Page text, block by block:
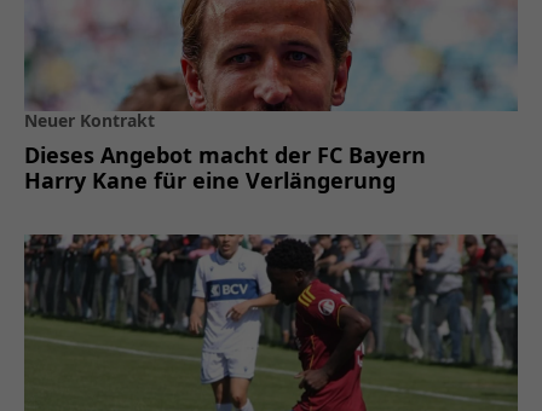
Neuer Kontrakt
Dieses Angebot macht der FC Bayern
Harry Kane für eine Verlängerung